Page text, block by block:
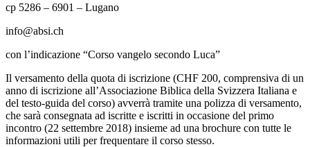
cp 5286 – 6901 – Lugano
info@absi.ch
con l’indicazione “Corso vangelo secondo Luca”
Il versamento della quota di iscrizione (CHF 200, comprensiva di un
anno di iscrizione all’Associazione Biblica della Svizzera Italiana e
del testo-guida del corso) avverrà tramite una polizza di versamento,
che sarà consegnata ad iscritte e iscritti in occasione del primo
incontro (22 settembre 2018) insieme ad una brochure con tutte le
informazioni utili per frequentare il corso stesso.